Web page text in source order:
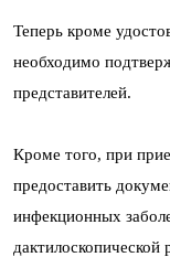
Теперь кроме
необходимо
представителей.
Кроме того, при
предоставить
инфекционных
дактилоскопической